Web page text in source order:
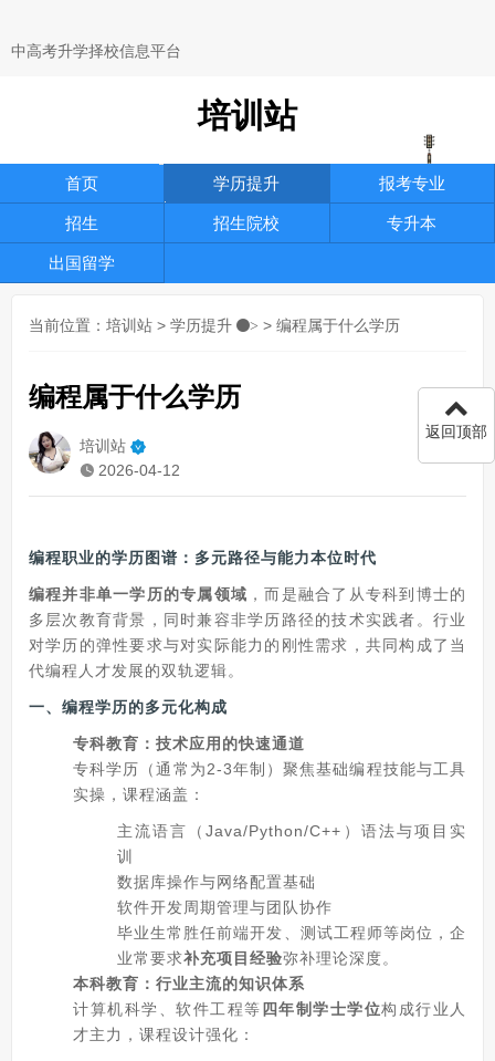
中高考升学择校信息平台
培训站
首页 学历提升 报考专业
招生 招生院校 专升本
出国留学
当前位置： 培训站 > 学历提升 > > 编程属于什么学历
编程属于什么学历
培训站
2026-04-12
编程职业的学历图谱：多元路径与能力本位时代
编程并非单一学历的专属领域 ，而是融合了从专科到博士的
多层次教育背景，同时兼容非学历路径的技术实践者。行业
对学历的弹性要求与对实际能力的刚性需求，共同构成了当
代编程人才发展的双轨逻辑。
一、编程学历的多元化构成
专科教育：技术应用的快速通道
专科学历（通常为2-3年制）聚焦基础编程技能与工具
实操，课程涵盖：
主流语言（Java/Python/C++）语法与项目实
训
数据库操作与网络配置基础
软件开发周期管理与团队协作
毕业生常胜任前端开发、测试工程师等岗位，企
业常要求补充项目经验弥补理论深度。
本科教育：行业主流的知识体系
计算机科学、软件工程等 四年制学士学位构成行业人
才主力，课程设计强化：
返回顶部